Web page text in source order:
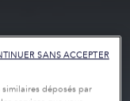
déposés par
SANS ACCEPTER